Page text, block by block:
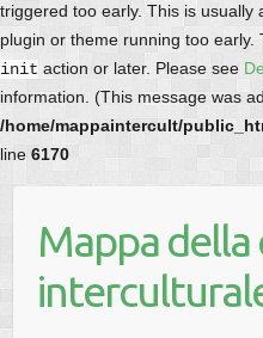
triggered too early. This is usually
plugin or theme running too
init action or later. Please see
information. (This message was
/home/mappaintercult/
line 6170
Mappa della